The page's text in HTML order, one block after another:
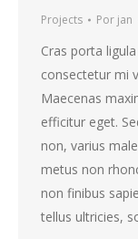
Projects Por jan
Cras porta
consectetur mi
Maecenas
efficitur eget.
non, varius
metus non
non finibus
tellus ultricies,